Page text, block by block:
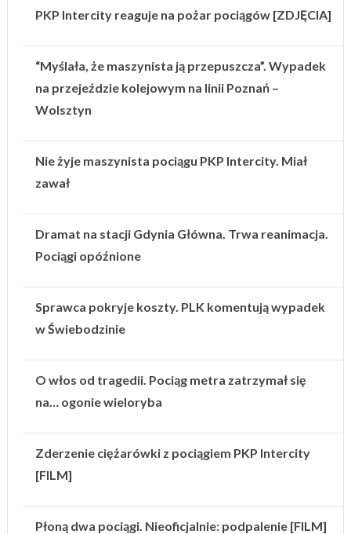
PKP Intercity reaguje na pożar pociągów [ZDJĘCIA]
“Myślała, że maszynista ją przepuszcza”. Wypadek
na przejeździe kolejowym na linii Poznań –
Wolsztyn
Nie żyje maszynista pociągu PKP Intercity. Miał
zawał
Dramat na stacji Gdynia Główna. Trwa reanimacja.
Pociągi opóźnione
Sprawca pokryje koszty. PLK komentują wypadek
w Świebodzinie
O włos od tragedii. Pociąg metra zatrzymał się
na… ogonie wieloryba
Zderzenie ciężarówki z pociągiem PKP Intercity
[FILM]
Płoną dwa pociągi. Nieoficjalnie: podpalenie [FILM]